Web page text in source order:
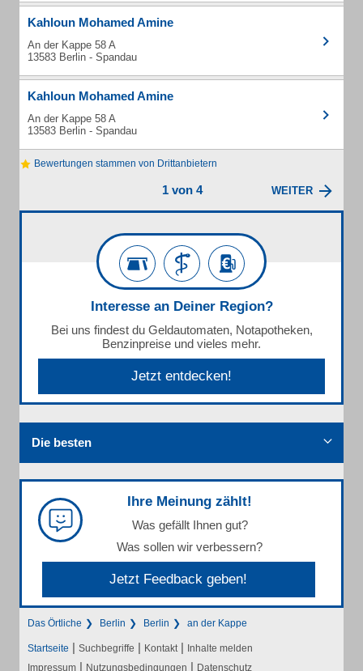
Kahloun Mohamed Amine
An der Kappe 58 A
13583 Berlin - Spandau
Kahloun Mohamed Amine
An der Kappe 58 A
13583 Berlin - Spandau
Bewertungen stammen von Drittanbietern
1 von 4 WEITER
Interesse an Deiner Region?
Bei uns findest du Geldautomaten, Notapotheken,
Benzinpreise und vieles mehr.
Jetzt entdecken!
Die besten
Ihre Meinung zählt!
Was gefällt Ihnen gut?
Was sollen wir verbessern?
Jetzt Feedback geben!
Das Örtliche Berlin Berlin an der Kappe
Startseite | Suchbegriffe | Kontakt | Inhalte melden
Impressum | Nutzungsbedingungen | Datenschutz